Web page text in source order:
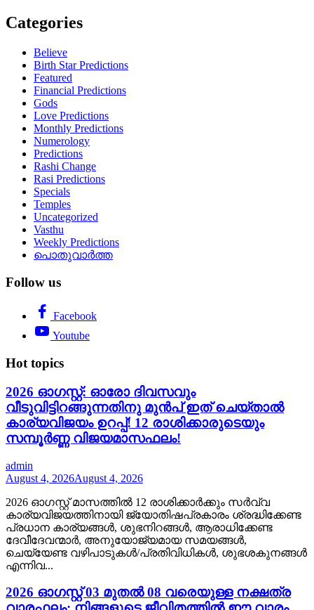
Categories
Believe
Birth Star Predictions
Featured
Financial Predictions
Gods
Love Predictions
Monthly Predictions
Numerology
Predictions
Rashi Change
Rasi Predictions
Specials
Temples
Uncategorized
Vasthu
Weekly Predictions
പൊതുവാർത്ത
Follow us
Facebook
Youtube
Hot topics
2026 ഓഗസ്റ്റ്: ഓരോ ദിവസവും
വീടുവിട്ടിറങ്ങുന്നതിനു മുൻപ് ഇത് ചെയ്താൽ
കാര്യവിജയം ഉറപ്പ്! 12 രാശിക്കാരുടെയും
സമ്പൂർണ്ണ വിജയമാസഫലം!
admin
August 4, 2026August 4, 2026
2026 ഓഗസ്റ്റ് മാസത്തിൽ 12 രാശിക്കാർക്കും സർവ്വ
കാര്യവിജയത്തിനായി ജ്യോതിഷപ്രകാരം ശ്രദ്ധിക്കേണ്ട
പ്രധാന കാര്യങ്ങൾ, ശുഭനിറങ്ങൾ, ആരാധിക്കേണ്ട
ദേവീദേവന്മാർ, അനുയോജ്യമായ സമയങ്ങൾ,
ചെയ്യേണ്ട വഴിപാടുകൾ/പ്രതിവിധികൾ, ശുഭശകുനങ്ങൾ
എന്നിവ...
2026 ഓഗസ്റ്റ് 03 മുതൽ 08 വരെയുള്ള നക്ഷത്ര